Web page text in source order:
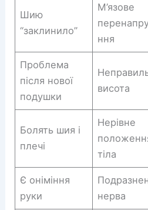
Шию
“заклинило”
М’язове
ння
Проблема
після нової
подушки
висота
Болять шия і
плечі
Нерівне
тіла
Є оніміння
руки
нерва